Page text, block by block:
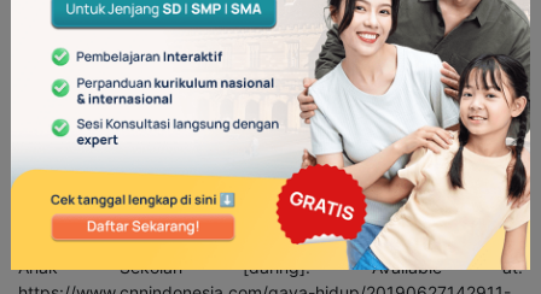
Sumber Gambar:
Anak yang Berbahagia Bersama [daring]. Available at:
https://www.haibunda.com/parenting/20180714075903-61-
22288/berbagai-permainan-anak-dari-negara-kroasia-ini-
asyik-banget-lho
Anak Bermain Bersama Teman-teman [daring]. Available at:
https://merries.co.id/community-parenting/kesehatan/alasan-
kenapa-anak-harus-bisa-bermain-bersama-teman-sebayanya
Anak Sekolah [daring]. Available at: